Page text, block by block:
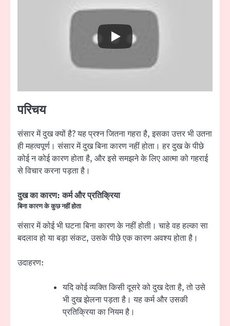
परिचय
संसार में दुख क्यों है? यह प्रश्न जितना गहरा है, इसका उत्तर भी उतना
ही महत्वपूर्ण। संसार में दुख बिना कारण नहीं होता। हर दुख के पीछे
कोई न कोई कारण होता है, और इसे समझने के लिए आत्मा को गहराई
से विचार करना पड़ता है।
दुख का कारण: कर्म और प्रतिक्रिया
बिना कारण के कुछ नहीं होता
संसार में कोई भी घटना बिना कारण के नहीं होती। चाहे वह हल्का सा
बदलाव हो या बड़ा संकट, उसके पीछे एक कारण अवश्य होता है।
उदाहरण:
यदि कोई व्यक्ति किसी दूसरे को दुख देता है, तो उसे
भी दुख झेलना पड़ता है। यह कर्म और उसकी
प्रतिक्रिया का नियम है।